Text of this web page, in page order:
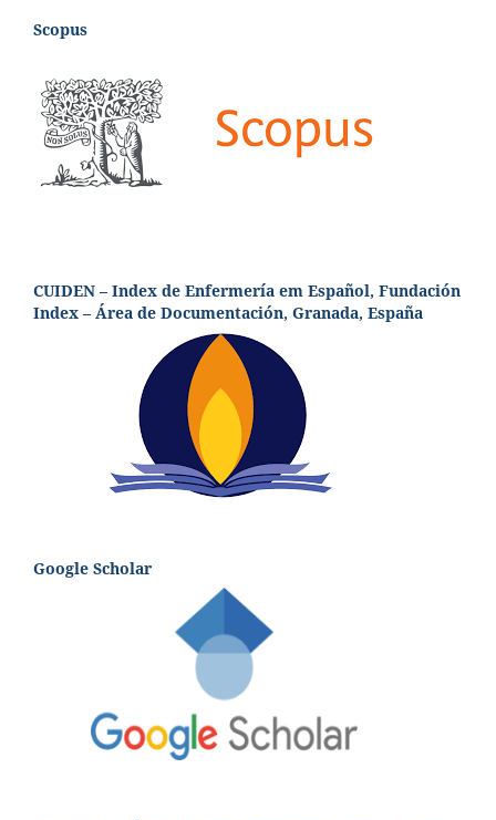
Scopus
CUIDEN – Index de Enfermería em Español, Fundación
Index – Área de Documentación, Granada, España
Google Scholar